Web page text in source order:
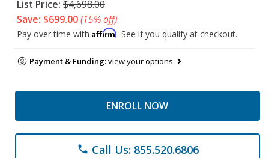
List Price: $4,698.00
Save: $699.00(15% off)
Pay over time with Affirm. See if you qualify at checkout.
Payment & Funding:view your options
ENROLL NOW
phone Call Us: 855.520.6806